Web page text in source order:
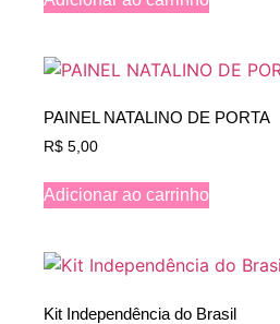
PAINEL NATALINO DE PORTA
R$ 5,00
Adicionar ao carrinho
Kit Independência do Brasil